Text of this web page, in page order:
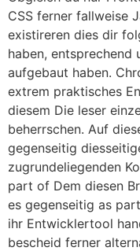
CSS ferner fallweise
existireren dies dir
haben, entsprechend
aufgebaut haben.
extrem praktisches
diesem Die leser
beherrschen. Auf
gegenseitig
zugrundeliegenden
part of Dem diesen
es gegenseitig as
ihr Entwicklertool
bescheid ferner